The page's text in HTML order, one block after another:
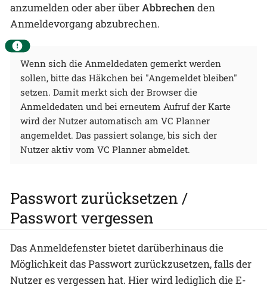
anzumelden oder aber überAbbrechenden
Anmeldevorgang abzubrechen.
Wenn sich die Anmeldedaten gemerkt werden
sollen, bitte das Häkchen bei "Angemeldet bleiben"
setzen. Damit merkt sich der Browser die
Anmeldedaten und bei erneutem Aufruf der Karte
wird der Nutzer automatisch am VC Planner
angemeldet. Das passiert solange, bis sich der
Nutzer aktiv vom VC Planner abmeldet.
Passwort zurücksetzen /
Passwort vergessen
Das Anmeldefenster bietet darüberhinaus die
Möglichkeit das Passwort zurückzusetzen, falls der
Nutzer es vergessen hat. Hier wird lediglich die E-